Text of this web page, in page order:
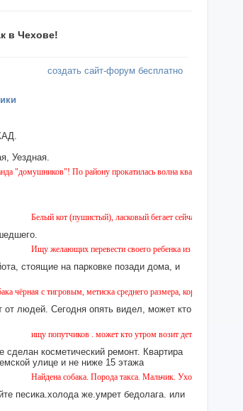
в Чехове!
создать сайт-форум бесплатно
Уездная.
По району прокатилась волна квартирных краж, будьте
Белый кот (пушистый), ласковый бегает сейчас возле дома № 2
Ищу желающих перевести своего ребенка из садика №11 в
стоящие на парковке позади дома, и
метиска среднего размера, короткошерстная. Собака
от людей. Сегодня опять видел, может кто
ищу попутчиков . может кто утром возит детей в сад или в
косметический ремонт. Квартира
улице и не ниже 15 этажа
Найдена собака. Порода такса. Мальчик. Ухоженная с
песика.холода же.умрет бедолага. или